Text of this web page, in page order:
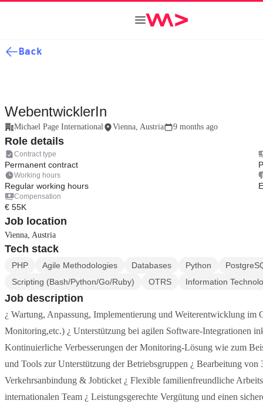
Back
WebentwicklerIn
Michael Page International Vienna, Austria 9 months ago
Role details
Contract type
Permanent contract
Working hours
Regular working hours
Compensation
€ 55K
Job location
Vienna, Austria
Tech stack
PHP Agile Methodologies Databases Python
Scripting (Bash/Python/Go/Ruby)
OTRS Information
Job description
¿ Wartung, Anpassung, Implementierung und Weiterentwicklung
Monitoring,etc.) ¿ Unterstützung bei agilen Software-Integrationen
Kontinuierliche Verbesserungen der Monitoring-Lösung wie zum
und Tools zur Unterstützung der Betriebsgruppen ¿ Bearbeitung
Verkehrsanbindung & Jobticket ¿ Flexible familienfreundliche
internationalen Team ¿ Leistungsgerechte Vergütung und einen